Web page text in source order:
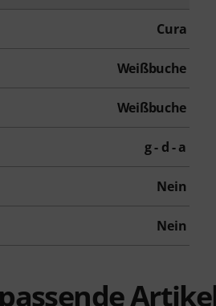
Cura
Weißbuche
Weißbuche
g - d - a
Nein
Nein